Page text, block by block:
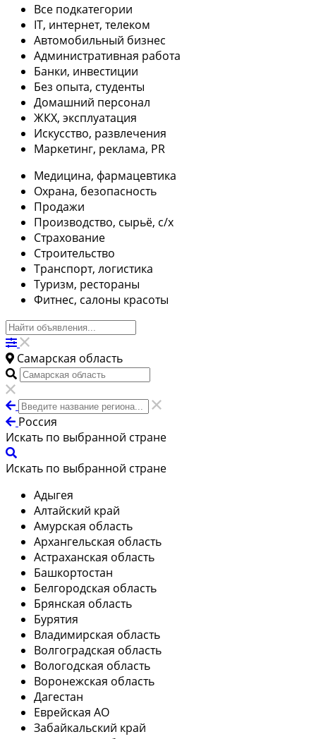
Все подкатегории
IT, интернет, телеком
Автомобильный бизнес
Административная работа
Банки, инвестиции
Без опыта, студенты
Домашний персонал
ЖКХ, эксплуатация
Искусство, развлечения
Маркетинг, реклама, PR
Медицина, фармацевтика
Охрана, безопасность
Продажи
Производство, сырьё, с/х
Страхование
Строительство
Транспорт, логистика
Туризм, рестораны
Фитнес, салоны красоты
Самарская область
Россия
Искать по выбранной стране
Искать по выбранной стране
Адыгея
Алтайский край
Амурская область
Архангельская область
Астраханская область
Башкортостан
Белгородская область
Брянская область
Бурятия
Владимирская область
Волгоградская область
Вологодская область
Воронежская область
Дагестан
Еврейская АО
Забайкальский край